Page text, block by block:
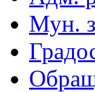
Мун.